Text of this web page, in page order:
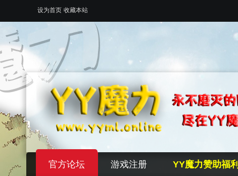
设为首页 收藏本站
官方论坛 游戏注册 YY魔力赞助福利